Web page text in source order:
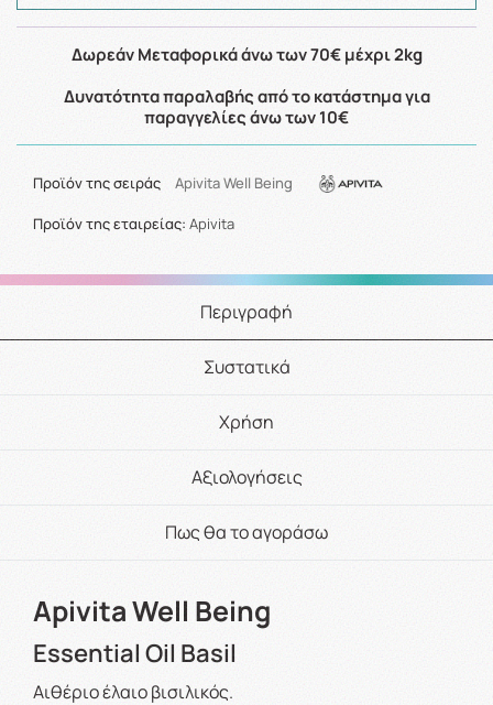
Δωρεάν Μεταφορικά άνω των 70€ μέχρι 2kg
Δυνατότητα παραλαβής από το κατάστημα για
παραγγελίες άνω των 10€
Προϊόν της σειράς Apivita Well Being
Προϊόν της εταιρείας: Apivita
Περιγραφή
Συστατικά
Χρήση
Αξιολογήσεις
Πως θα το αγοράσω
Apivita Well Being
Essential Oil Basil
Αιθέριο έλαιο βισιλικός.